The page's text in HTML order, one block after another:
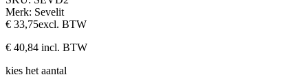
Merk: Sevelit
€ 33,75excl. BTW
€ 40,84 incl. BTW
kies het aantal